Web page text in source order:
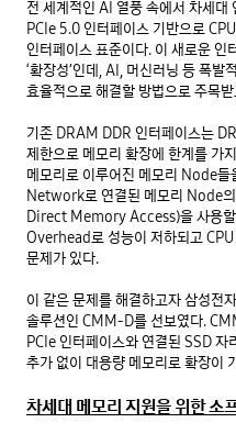
전 세계적인 AI 열풍 속에서 차세
PCIe 5.0 인터페이스 기반으로
인터페이스 표준이다. 이 새로운 인
‘확장성’인데, AI, 머신러닝 등 폭
효율적으로 해결할 방법으로 주목
기존 DRAM DDR 인터페이스는
제한으로 메모리 확장에 한계를 가
메모리로 이루어진 메모리 Node
Network로 연결된 메모리 Node
Direct Memory Access)을 사용
Overhead로 성능이 저하되고
문제가 있다.
이 같은 문제를 해결하고자 삼성전
솔루션인 CMM-D를 선보였다.
PCIe 인터페이스와 연결된 SSD
추가 없이 대용량 메모리로 확장이
차세대 메모리 지원을 위한 소